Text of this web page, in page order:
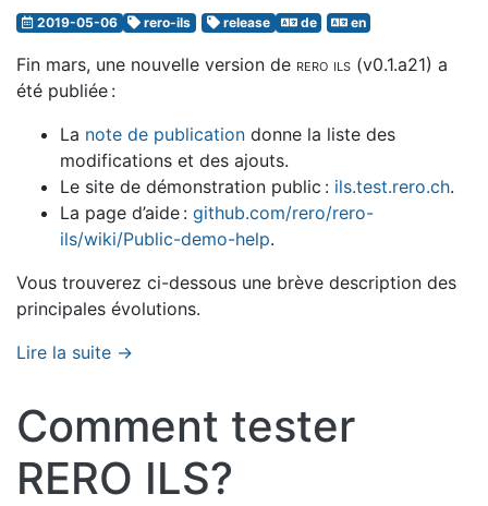
2019-05-06 rero-ils release de en
Fin mars, une nouvelle version de rero ils (v0.1.a21) a
été publiée :
La note de publication donne la liste des
modifications et des ajouts.
Le site de démonstration public : ils.test.rero.ch.
La page d’aide : github.com/rero/rero-
ils/wiki/Public-demo-help.
Vous trouverez ci-dessous une brève description des
principales évolutions.
Lire la suite →
Comment tester
RERO ILS?